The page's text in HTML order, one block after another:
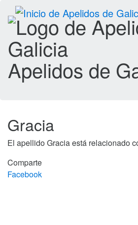
Apelidos de
Gracia
El apellido Gracia está relacionado
Comparte
Facebook